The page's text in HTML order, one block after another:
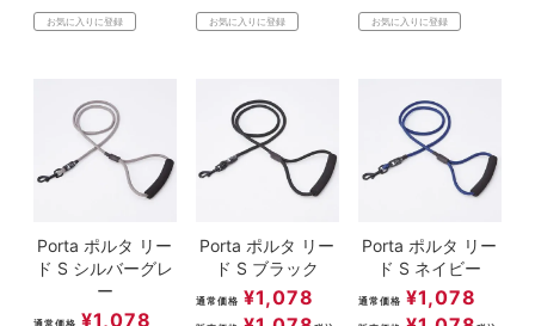
お気に入りに登録 お気に入りに登録 お気に入りに登録
Porta ポルタ リー
ド S シルバーグレ
ー
通常価格 ¥1,078
Porta ポルタ リー
ド S ブラック
通常価格 ¥1,078
Porta ポルタ リー
ド S ネイビー
通常価格 ¥1,078